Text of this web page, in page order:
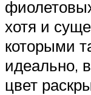
хотя и
которыми
идеально,
цвет